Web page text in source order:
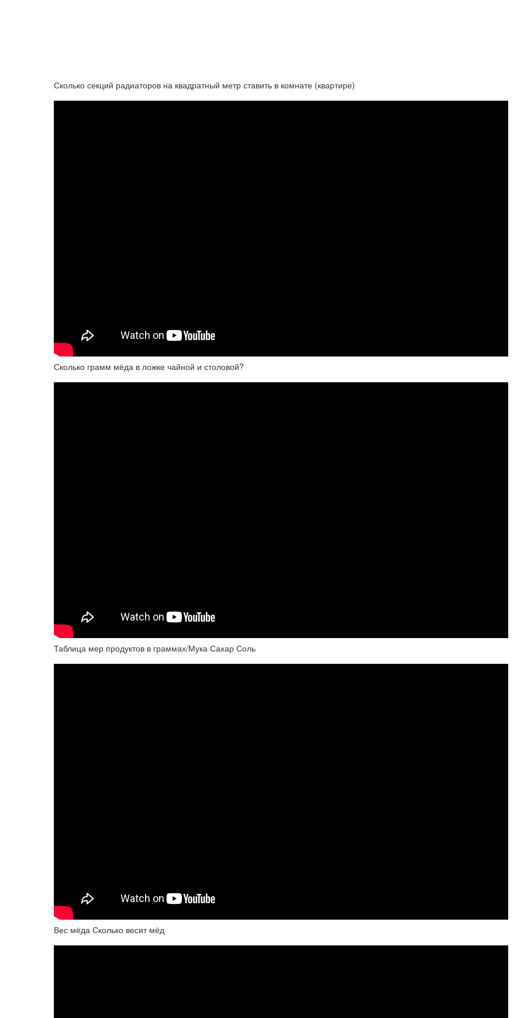
Сколько секций радиаторов на квадратный метр ставить в комнате (квартире)
Сколько грамм мёда в ложке чайной и столовой?
Таблица мер продуктов в граммах/Мука Сахар Соль
Вес мёда Сколько весит мёд